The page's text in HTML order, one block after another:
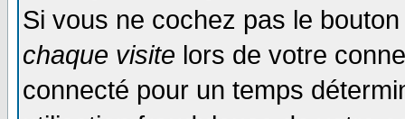
Si vous ne cochez pas le
chaque visite lors de votre
connecté pour un temps